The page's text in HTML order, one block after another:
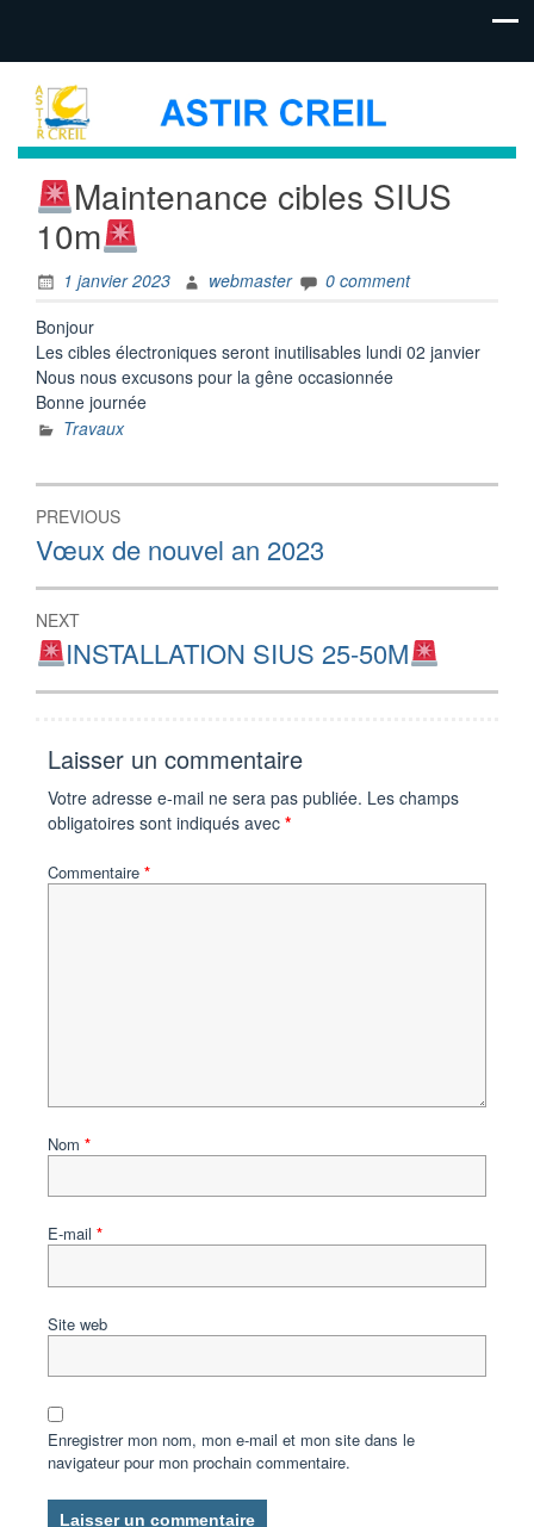
Maintenance cibles SIUS
10m
1 janvier 2023 webmaster
0 comment
Bonjour
Les cibles électroniques seront inutilisables lundi 02 janvier
Nous nous excusons pour la gêne occasionnée
Bonne journée
Travaux
Navigation
de
l’article
PREVIOUS
Previous
post:
Vœux de nouvel an 2023
NEXT
Next
post:INSTALLATION SIUS 25-50M
Laisser un commentaire
Votre adresse e-mail ne sera pas publiée. Les champs
obligatoires sont indiqués avec *
Commentaire *
Nom *
E-mail *
Site web
Enregistrer mon nom, mon e-mail et mon site dans le
navigateur pour mon prochain commentaire.